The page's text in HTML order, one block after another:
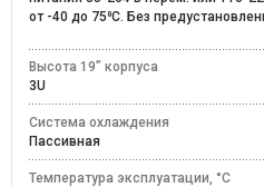
от -40 до 75⁰C. Без
Высота 19” корпуса
3U
Система охлаждения
Пассивная
Температура эксплуатации, °C